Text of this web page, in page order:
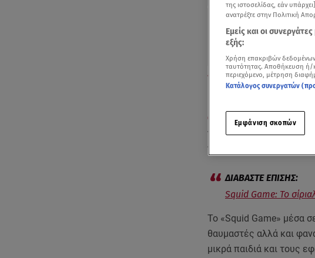
Δείτε
Δείτε διάφορες φωτογραφίες
Game
» (Το παιχνίδι
τείνει να γίνει η σειρά
πλατφόρμας.
Squid Game: Το
Το «Squid Game» μέσα
θαυμαστές αλλά και
μικρά παιδιά και τους
της ιστοσελίδας, εάν
ανατρέξτε στην Πολιτική
Εμείς και οι
εξής:
Χρήση επακριβών
ταυτότητας. Αποθήκευση ή/
περιεχόμενο, μέτρηση
Κατάλογος συνεργατών
Εμφάνιση σκοπών